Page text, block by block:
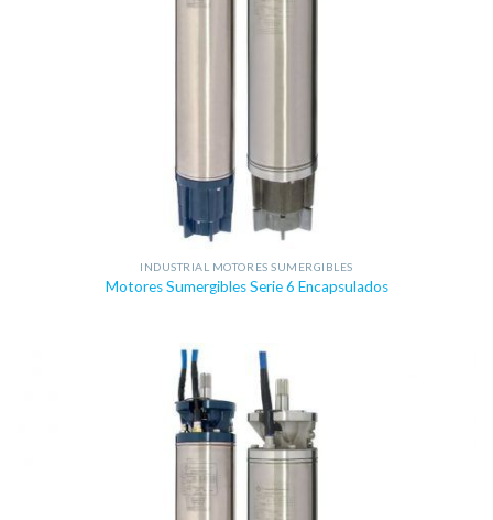
INDUSTRIAL MOTORES SUMERGIBLES
Motores Sumergibles Serie 6 Encapsulados